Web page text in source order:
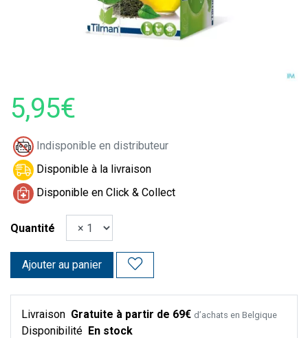
5,95€
Indisponible en distributeur
Disponible à la livraison
Disponible en Click & Collect
Quantité
Ajouter au panier
Livraison Gratuite à partir de 69€ d’achats en Belgique
Disponibilité En stock